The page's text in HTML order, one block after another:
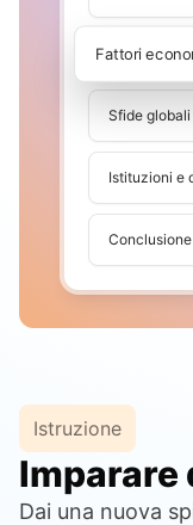
Sfide globali
Istituzioni e
Fattori
Conclusione
Istruzione
Imparare
Dai una nuova